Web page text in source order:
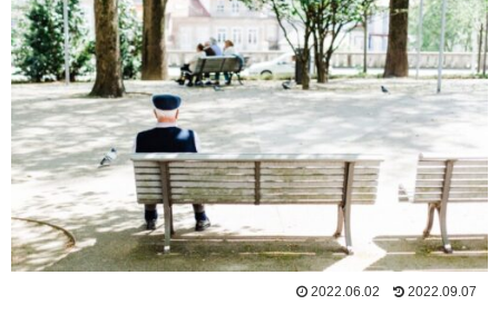
2022.06.02 2022.09.07